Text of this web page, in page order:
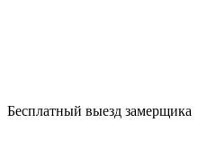
Бесплатный выезд замерщика